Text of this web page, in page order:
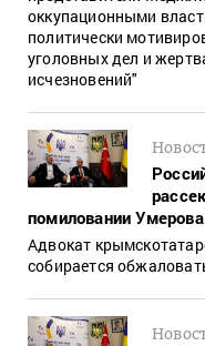
оккупационными
политически
уголовных дел и
исчезновений"
помиловании
Адвокат
собирается